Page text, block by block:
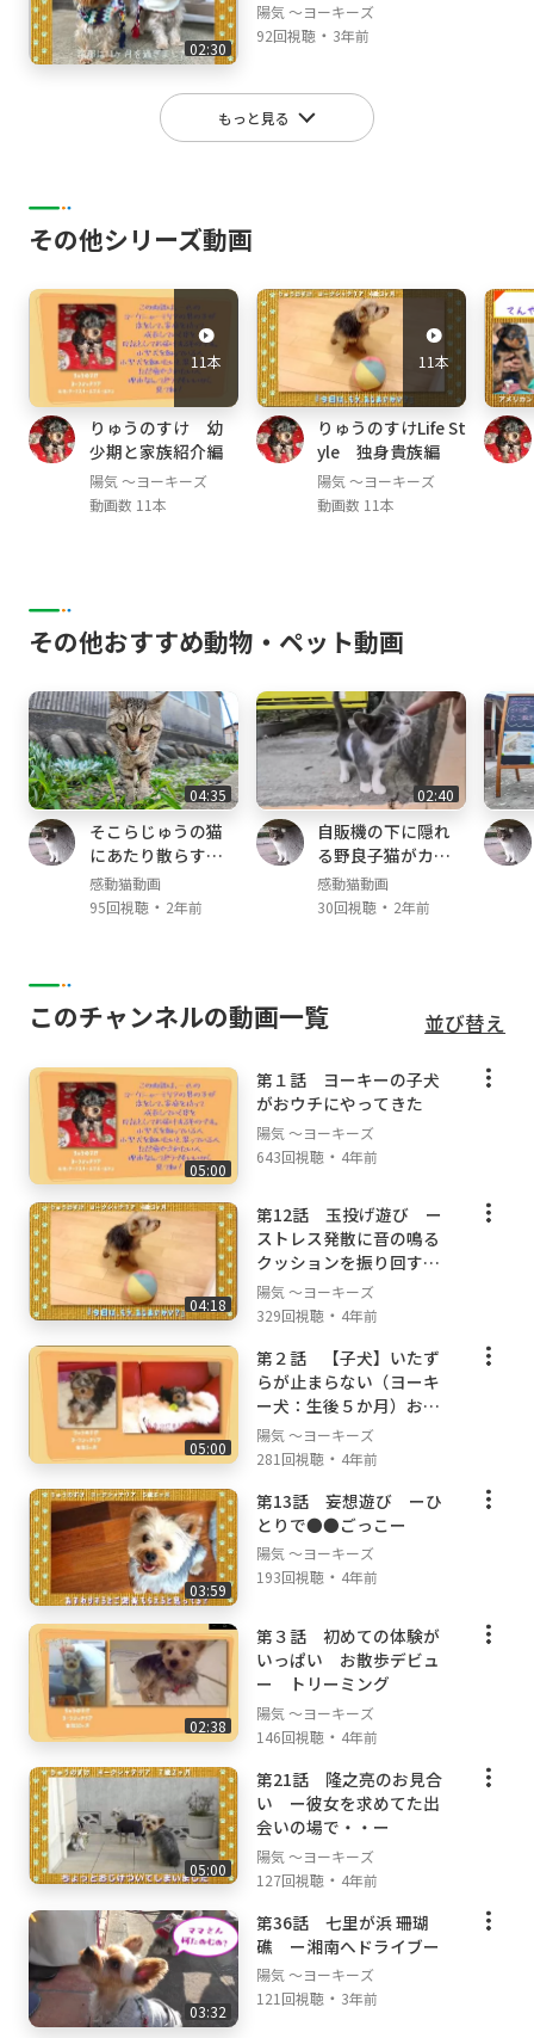
02:30
陽気 ～ヨーキーズ
92回視聴 ・ 3年前
もっと見る
その他シリーズ動画
11本
りゅうのすけ 幼
少期と家族紹介編
陽気 ～ヨーキーズ
動画数 11本
11本
りゅうのすけLife St
yle 独身貴族編
陽気 ～ヨーキーズ
動画数 11本
その他おすすめ動物・ペット動画
04:35
そこらじゅうの猫
にあたり散らすヤ
クザ猫
感動猫動画
95回視聴・ 2年前
02:40
自販機の下に隠れ
る野良子猫がカワ
イイ
感動猫動画
30回視聴・ 2年前
このチャンネルの動画一覧 並び替え
05:00
第１話 ヨーキーの子犬
がおウチにやってきた
陽気 ～ヨーキーズ
643回視聴 ・ 4年前
04:18
第12話 玉投げ遊び ー
ストレス発散に音の鳴る
クッションを振り回す
ー season2
陽気 ～ヨーキーズ
329回視聴 ・ 4年前
05:00
第２話 【子犬】いたず
らが止まらない（ヨーキ
ー犬：生後５か月）お家
に慣れてきた
陽気 ～ヨーキーズ
281回視聴 ・ 4年前
03:59
第13話 妄想遊び ーひ
とりで●●ごっこー
陽気 ～ヨーキーズ
193回視聴 ・ 4年前
02:38
第３話 初めての体験が
いっぱい お散歩デビュ
ー トリーミング
陽気 ～ヨーキーズ
146回視聴 ・ 4年前
05:00
第21話 隆之亮のお見合
い ー彼女を求めてた出
会いの場で・・ー
陽気 ～ヨーキーズ
127回視聴 ・ 4年前
03:32
第36話 七里が浜 珊瑚
礁 ー湘南へドライブー
陽気 ～ヨーキーズ
121回視聴 ・ 3年前